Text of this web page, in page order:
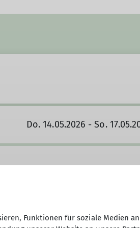
Do. 14.05.2026 - So.
Funktionen für soziale Medien